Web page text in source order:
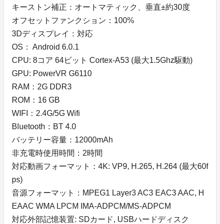
キーストン補正：オートマティック、垂直±約30度
オフセットファンクション：100%
3Dディスプレイ：対応
OS： Android 6.0.1
CPU: 8コア 64ビット Cortex-A53 (最大1.5Ghz駆動)
GPU: PowerVR G6110
RAM：2G DDR3
ROM：16 GB
WIFI：2.4G/5G Wifi
Bluetooth：BT 4.0
バッテリー容量：12000mAh
非充電時使用時間：2時間
対応動画フォーマット：4K: VP9, H.265, H.264 (最大60f
ps)
音源フォーマット：MPEG1 Layer3 AC3 EAC3 AAC, H
EAAC WMA LPCM IMA-ADPCM/MS-ADPCM
対応外部記憶装置: SDカード, USBハードディスク